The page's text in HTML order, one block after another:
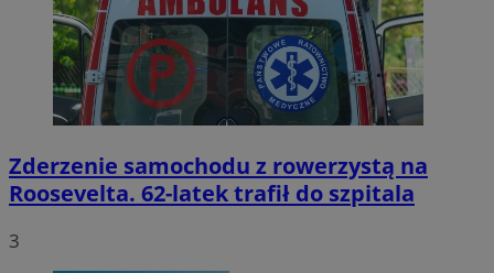
Zderzenie samochodu z rowerzystą na
Roosevelta. 62-latek trafił do szpitala
3